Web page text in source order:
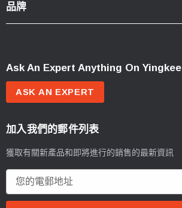
品牌
Ask An Expert Anything On Yingkee
ASK AN EXPERT
加入我們的郵件列表
獲取有關新產品和即將進行的銷售的最新資訊
郵